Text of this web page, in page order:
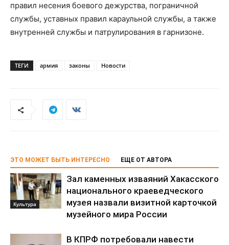
правил несения боевого дежурства, пограничной
службы, уставных правил караульной службы, а также
внутренней службы и патрулирования в гарнизоне.
ТЕГИ армия законы Новости
ЭТО МОЖЕТ БЫТЬ ИНТЕРЕСНО ЕЩЕ ОТ АВТОРА
Культура
Зал каменных изваяний Хакасского
национального краеведческого
музея назвали визитной карточкой
музейного мира России
В КПРФ потребовали навести